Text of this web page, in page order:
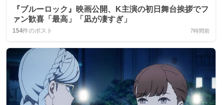
『ブルーロック』映画公開、K主演の初日舞台挨拶でフ
ァン歓喜「最高」「凪が凄すぎ」
154件のポスト 7時間前